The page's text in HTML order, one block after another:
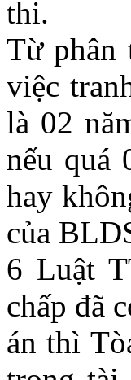
thi.
Từ phân
việc
là 02
nếu quá
hay
của
6 Luật
chấp đã
án thì